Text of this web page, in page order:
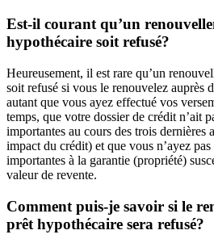
Est-il courant qu’un
hypothécaire soit refusé?
Heureusement, il est rare qu’un
soit refusé si vous le renouvelez auprès
autant que vous ayez effectué vos
temps, que votre dossier de crédit n’ait
importantes au cours des trois dernières
impact du crédit) et que vous n’ayez
importantes à la garantie (propriété)
valeur de revente.
Comment puis-je savoir si le
prêt hypothécaire sera refusé?